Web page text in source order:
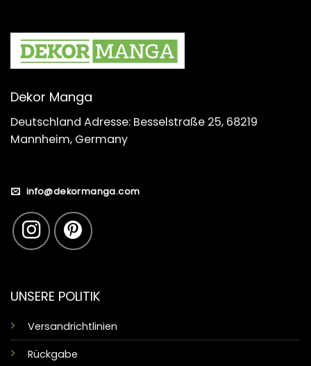
Dekor Manga
Deutschland Adresse: Besselstraße 25, 68219
Mannheim, Germany
info@dekormanga.com
UNSERE POLITIK
Versandrichtlinien
Rückgabe